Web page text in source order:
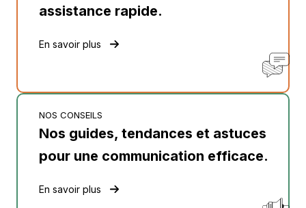
assistance rapide.
En savoir plus
NOS CONSEILS
Nos guides, tendances et astuces
pour une communication efficace.
En savoir plus